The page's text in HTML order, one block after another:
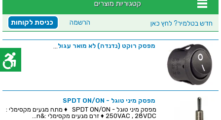
קטגוריות מוצרים
חדש בטלמיר? לחץ כאן כניסת לקוחות הרשמה
מפסק רוקט (נדנדה) לא מואר עגול
מפסק מיני טוגל - SPDT ON/ON
מפסק מיני טוגל - SPDT ON/ON ♦ מתח מגעים מקסימלי :
250VAC , 28VDC ♦ זרם מגעים מקסימלי :&n...